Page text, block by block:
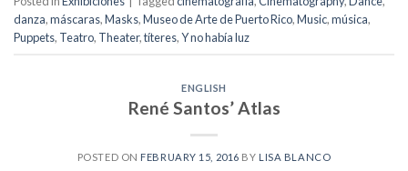
danza,máscaras,Masks,Museo de Arte de Puerto Rico,Music,música,
Puppets, Teatro, Theater,títeres,Y no había luz
ENGLISH
René Santos’ Atlas
POSTED ON FEBRUARY 15, 2016 BY LISA BLANCO